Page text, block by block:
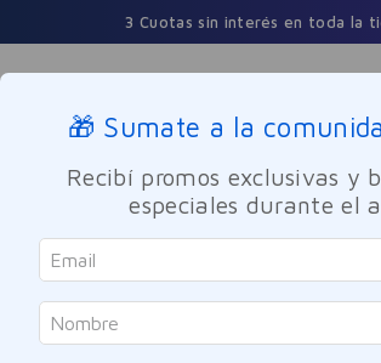
3 Cuotas sin interés en toda la
Buscar
Dermocosmetica Facial Hidratante
Bagovit
🎁 Sumate a la
Recibí promos exclusivas y
especiales durante el